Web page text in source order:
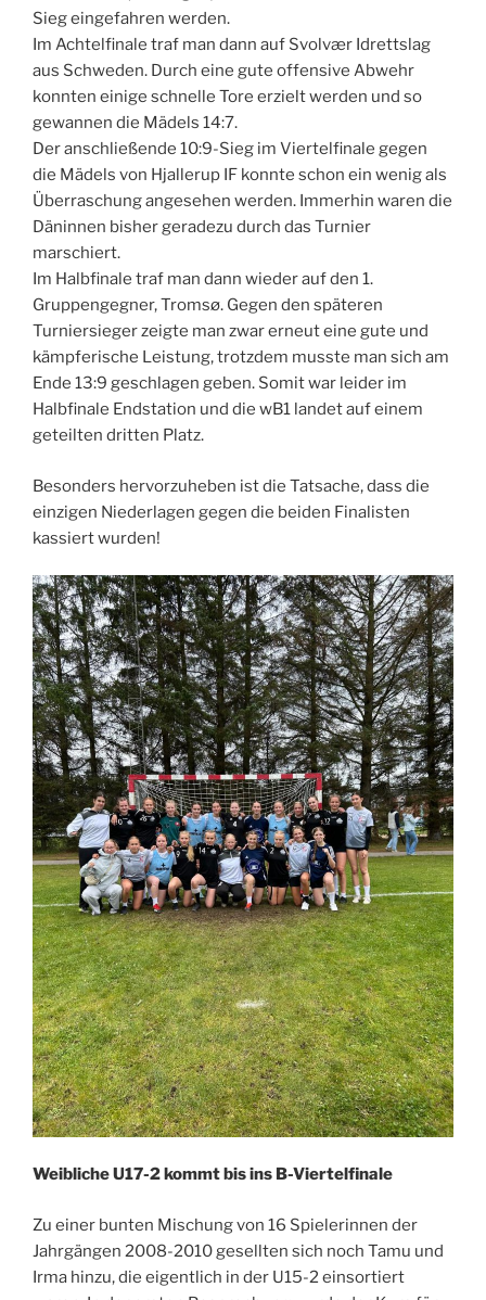
Sieg eingefahren werden.
Im Achtelfinale traf man dann auf Svolvær Idrettslag
aus Schweden. Durch eine gute offensive Abwehr
konnten einige schnelle Tore erzielt werden und so
gewannen die Mädels 14:7.
Der anschließende 10:9-Sieg im Viertelfinale gegen
die Mädels von Hjallerup IF konnte schon ein wenig als
Überraschung angesehen werden. Immerhin waren die
Däninnen bisher geradezu durch das Turnier
marschiert.
Im Halbfinale traf man dann wieder auf den 1.
Gruppengegner, Tromsø. Gegen den späteren
Turniersieger zeigte man zwar erneut eine gute und
kämpferische Leistung, trotzdem musste man sich am
Ende 13:9 geschlagen geben. Somit war leider im
Halbfinale Endstation und die wB1 landet auf einem
geteilten dritten Platz.
Besonders hervorzuheben ist die Tatsache, dass die
einzigen Niederlagen gegen die beiden Finalisten
kassiert wurden!
Weibliche U17-2 kommt bis ins B-Viertelfinale
Zu einer bunten Mischung von 16 Spielerinnen der
Jahrgängen 2008-2010 gesellten sich noch Tamu und
Irma hinzu, die eigentlich in der U15-2 einsortiert